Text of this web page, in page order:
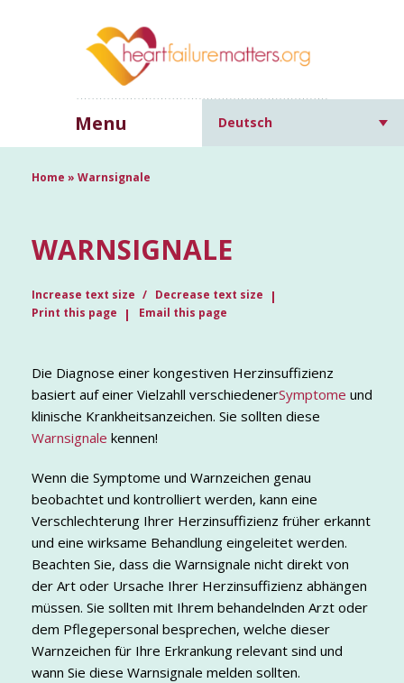
Menu Deutsch
Home » Warnsignale
WARNSIGNALE
Increase text size
Decrease text size
Print this page
Email this page
Die Diagnose einer kongestiven Herzinsuffizienz
basiert auf einer Vielzahll verschiedenerSymptome und
klinische Krankheitsanzeichen. Sie sollten diese
Warnsignale kennen!
Wenn die Symptome und Warnzeichen genau
beobachtet und kontrolliert werden, kann eine
Verschlechterung Ihrer Herzinsuffizienz früher erkannt
und eine wirksame Behandlung eingeleitet werden.
Beachten Sie, dass die Warnsignale nicht direkt von
der Art oder Ursache Ihrer Herzinsuffizienz abhängen
müssen. Sie sollten mit Ihrem behandelnden Arzt oder
dem Pflegepersonal besprechen, welche dieser
Warnzeichen für Ihre Erkrankung relevant sind und
wann Sie diese Warnsignale melden sollten.